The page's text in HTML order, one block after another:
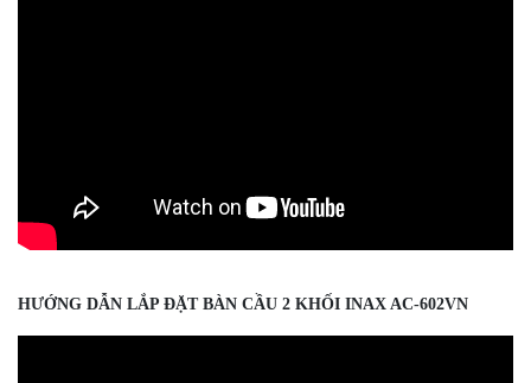
HƯỚNG DẪN LẮP ĐẶT BÀN CẦU 2 KHỐI INAX AC-602VN